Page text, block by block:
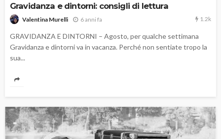
Gravidanza e dintorni: consigli di lettura
Valentina Murelli 6 anni fa 1.2k
GRAVIDANZA E DINTORNI – Agosto, per qualche settimana
Gravidanza e dintorni va in vacanza. Perché non sentiate tropo la
sua...